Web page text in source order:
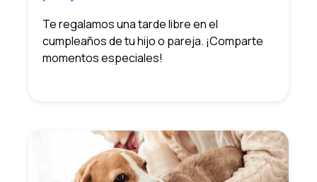
Te regalamos una tarde libre en el
cumpleaños de tu hijo o pareja. ¡Comparte
momentos especiales!